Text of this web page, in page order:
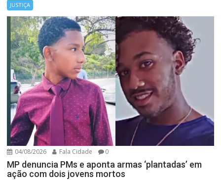
JUSTIÇA
04/08/2026 Fala Cidade 0
MP denuncia PMs e aponta armas ‘plantadas’ em
ação com dois jovens mortos